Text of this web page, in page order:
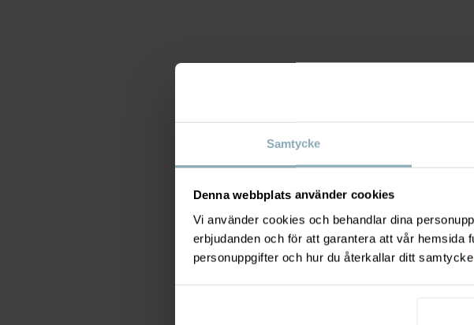
Samtycke
Denna webbplats använder cookies
Vi använder cookies och behandlar dina
erbjudanden och för att garantera att vår hemsida
personuppgifter och hur du återkallar ditt samtycke